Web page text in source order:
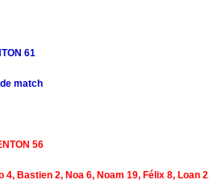
61
match
56
4, Bastien 2, Noa 6, Noam 19, Félix 8, Loan